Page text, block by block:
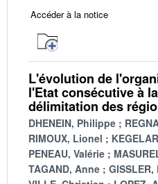
Accéder à la notice
L'évolution de
l'Etat consécutive à
délimitation des
DHENEIN, Philippe
RIMOUX, Lionel
PENEAU, Valérie
TAGAND, Anne
GISSLER,